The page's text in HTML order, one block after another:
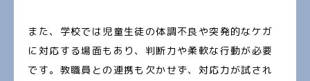
また、学校では児童生徒の体調不良や突発的なケガ
に対応する場面もあり、判断力や柔軟な行動が必要
です。教職員との連携も欠かせず、対応力が試され